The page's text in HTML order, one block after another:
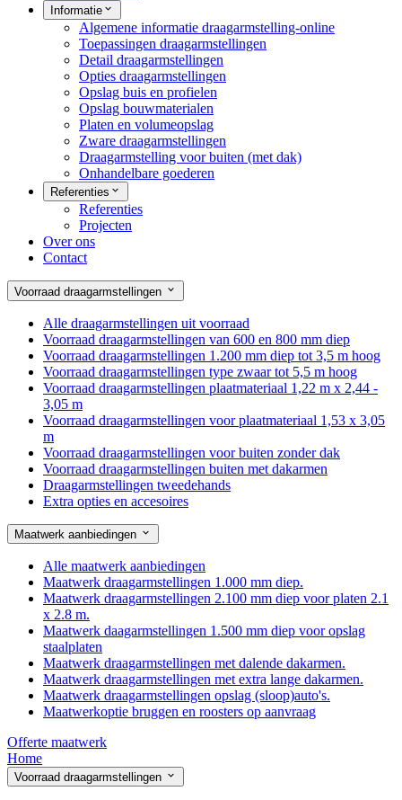
Informatie
Algemene informatie draagarmstelling-online
Toepassingen draagarmstellingen
Detail draagarmstellingen
Opties draagarmstellingen
Opslag buis en profielen
Opslag bouwmaterialen
Platen en volumeopslag
Zware draagarmstellingen
Draagarmstelling voor buiten (met dak)
Onhandelbare goederen
Referenties
Referenties
Projecten
Over ons
Contact
Voorraad draagarmstellingen
Alle draagarmstellingen uit voorraad
Voorraad draagarmstellingen van 600 en 800 mm diep
Voorraad draagarmstellingen 1.200 mm diep tot 3,5 m hoog
Voorraad draagarmstellingen type zwaar tot 5,5 m hoog
Voorraad draagarmstellingen plaatmateriaal 1,22 m x 2,44 -
3,05 m
Voorraad draagarmstellingen voor plaatmateriaal 1,53 x 3,05
m
Voorraad draagarmstellingen voor buiten zonder dak
Voorraad draagarmstellingen buiten met dakarmen
Draagarmstellingen tweedehands
Extra opties en accesoires
Maatwerk aanbiedingen
Alle maatwerk aanbiedingen
Maatwerk draagarmstellingen 1.000 mm diep.
Maatwerk draagarmstellingen 2.100 mm diep voor platen 2.1
x 2.8 m.
Maatwerk daagarmstellingen 1.500 mm diep voor opslag
staalplaten
Maatwerk draagarmstellingen met dalende dakarmen.
Maatwerk draagarmstellingen met extra lange dakarmen.
Maatwerk draagarmstellingen opslag (sloop)auto's.
Maatwerkoptie bruggen en roosters op aanvraag
Offerte maatwerk
Home
Voorraad draagarmstellingen